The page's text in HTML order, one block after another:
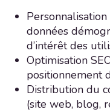
données
d’intérêt des
Optimisation
positionnement
Distribution du
(site web, blog,